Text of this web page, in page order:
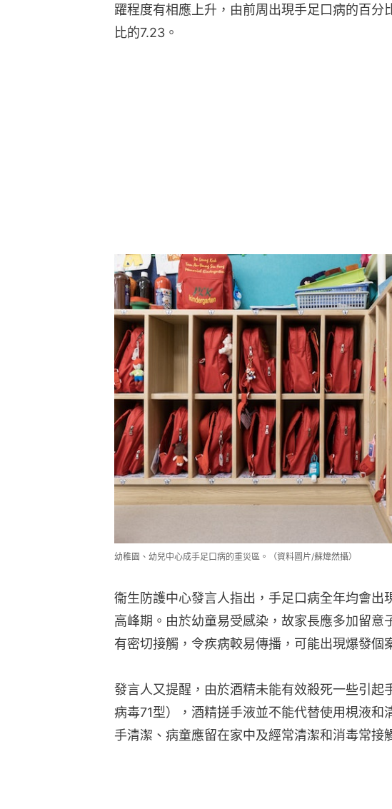
躍程度有相應上升，由前周出現手足口病的百分
比的7.23。
幼稚園、幼兒中心成手足口病的重災區。（資料圖片/蘇煒然攝）
衞生防護中心發言人指出，手足口病全年均會出
高峰期。由於幼童易受感染，故家長應多加留意
有密切接觸，令疾病較易傳播，可能出現爆發個
發言人又提醒，由於酒精未能有效殺死一些引起
病毒71型），酒精搓手液並不能代替使用梘液和
手清潔、病童應留在家中及經常清潔和消毒常接